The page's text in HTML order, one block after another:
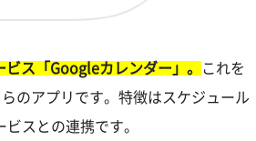
ス「Googleカレンダー」。
これを
のアプリです。特徴はスケジュール
スとの連携です。